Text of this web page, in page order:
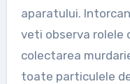
aparatului.
veti observa rolele
colectarea
toate particulele